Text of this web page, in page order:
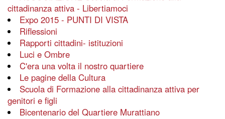
cittadinanza attiva - Libertiamoci
Expo 2015 - PUNTI DI VISTA
Riflessioni
Rapporti cittadini- istituzioni
Luci e Ombre
C'era una volta il nostro quartiere
Le pagine della Cultura
Scuola di Formazione alla cittadinanza attiva per
genitori e figli
Bicentenario del Quartiere Murattiano